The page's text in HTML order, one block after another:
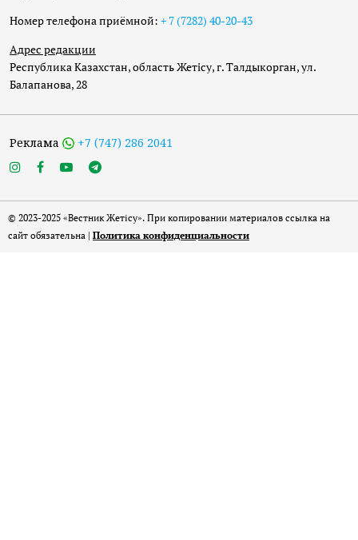
Номер телефона приёмной: + 7 (7282) 40-20-43
Адрес редакции
Республика Казахстан, область Жетісу, г. Талдыкорган, ул.
Балапанова, 28
Реклама +7 (747) 286 2041
© 2023-2025 «Вестник Жетісу». При копировании материалов ссылка на
сайт обязательна | Политика конфиденциальности